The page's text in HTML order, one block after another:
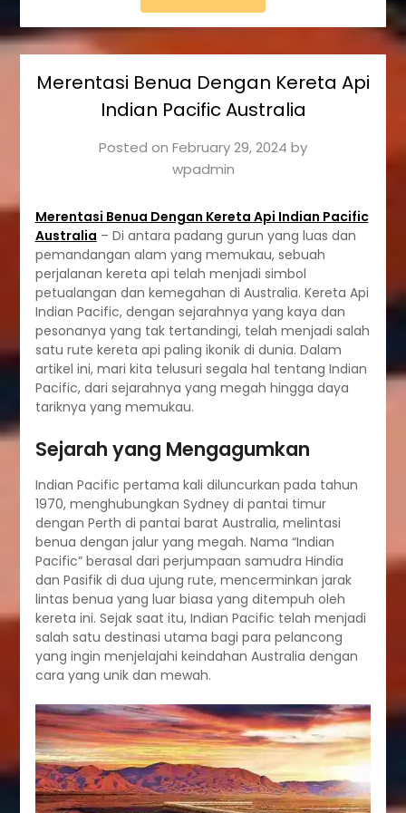
Merentasi Benua Dengan Kereta Api
Indian Pacific Australia
Posted on February 29, 2024 by
wpadmin
Merentasi Benua Dengan Kereta Api Indian Pacific
Australia – Di antara padang gurun yang luas dan
pemandangan alam yang memukau, sebuah
perjalanan kereta api telah menjadi simbol
petualangan dan kemegahan di Australia. Kereta Api
Indian Pacific, dengan sejarahnya yang kaya dan
pesonanya yang tak tertandingi, telah menjadi salah
satu rute kereta api paling ikonik di dunia. Dalam
artikel ini, mari kita telusuri segala hal tentang Indian
Pacific, dari sejarahnya yang megah hingga daya
tariknya yang memukau.
Sejarah yang Mengagumkan
Indian Pacific pertama kali diluncurkan pada tahun
1970, menghubungkan Sydney di pantai timur
dengan Perth di pantai barat Australia, melintasi
benua dengan jalur yang megah. Nama “Indian
Pacific” berasal dari perjumpaan samudra Hindia
dan Pasifik di dua ujung rute, mencerminkan jarak
lintas benua yang luar biasa yang ditempuh oleh
kereta ini. Sejak saat itu, Indian Pacific telah menjadi
salah satu destinasi utama bagi para pelancong
yang ingin menjelajahi keindahan Australia dengan
cara yang unik dan mewah.